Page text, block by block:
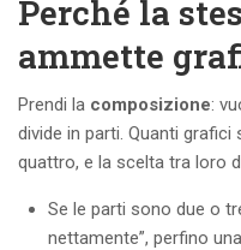
Perché la
ammette
Prendi la composizione:
divide in parti. Quanti grafici
quattro, e la scelta tra loro
Se le parti sono due o
nettamente”, perfino